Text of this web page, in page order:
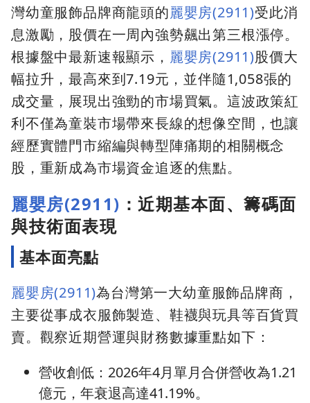
灣幼童服飾品牌商龍頭的麗嬰房(2911)受此消
息激勵，股價在一周內強勢飆出第三根漲停。
根據盤中最新速報顯示， 麗嬰房(2911)股價大
幅拉升，最高來到7.19元，並伴隨1,058張的
成交量，展現出強勁的市場買氣。這波政策紅
利不僅為童裝市場帶來長線的想像空間，也讓
經歷實體門市縮編與轉型陣痛期的相關概念
股，重新成為市場資金追逐的焦點。
麗嬰房(2911) ：近期基本面、籌碼面
與技術面表現
基本面亮點
麗嬰房(2911)為台灣第一大幼童服飾品牌商，
主要從事成衣服飾製造、鞋襪與玩具等百貨買
賣。觀察近期營運與財務數據重點如下：
營收創低：2026年4月單月合併營收為1.21
億元，年衰退高達41.19%。